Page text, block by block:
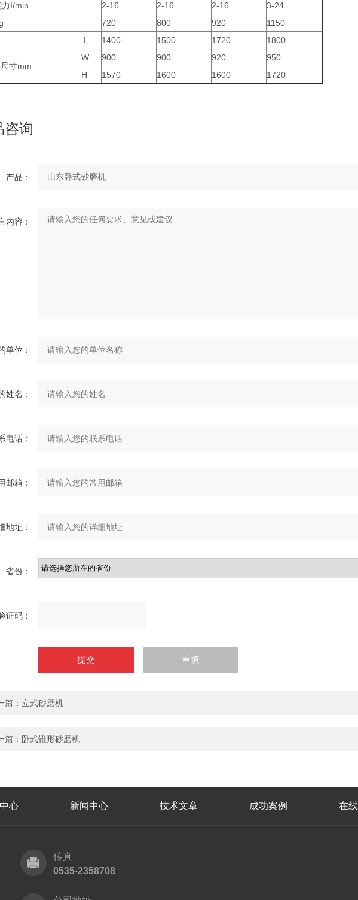
I/min
2-16 2-16 2-16
3-24
720 800 920 1150
寸mm
L 1400 1500 1720
1800
W
900 900 920
950
H
1570 1600 1600 1720
咨询
产品：
内容：
单位：
姓名：
电话：
邮箱：
地址：
省份：
证码：
篇：立式砂磨机
篇：卧式锥形砂磨机
心 新闻中心 技术文章 成功案例 在
传真
0535-2358708